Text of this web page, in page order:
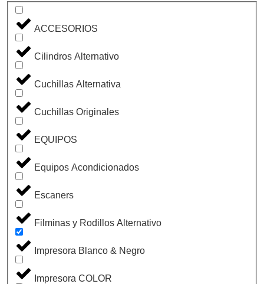
ACCESORIOS
Cilindros Alternativo
Cuchillas Alternativa
Cuchillas Originales
EQUIPOS
Equipos Acondicionados
Escaners
Filminas y Rodillos Alternativo
Impresora Blanco & Negro
Impresora COLOR